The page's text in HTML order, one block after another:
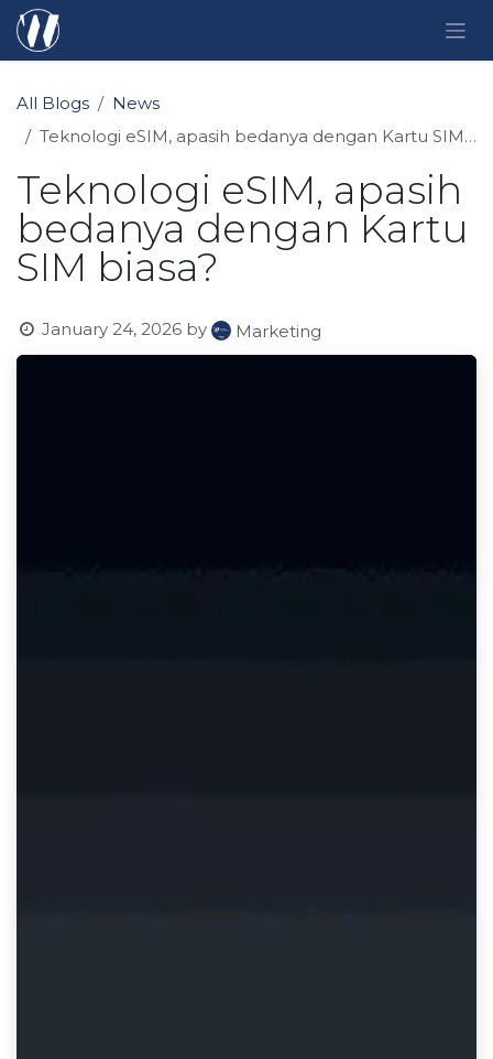
Skip to Content
All Blogs
News
Teknologi eSIM, apasih bedanya dengan Kartu SIM biasa?
Teknologi eSIM, apasih
bedanya dengan Kartu
SIM biasa?
January 24, 2026 by Marketing